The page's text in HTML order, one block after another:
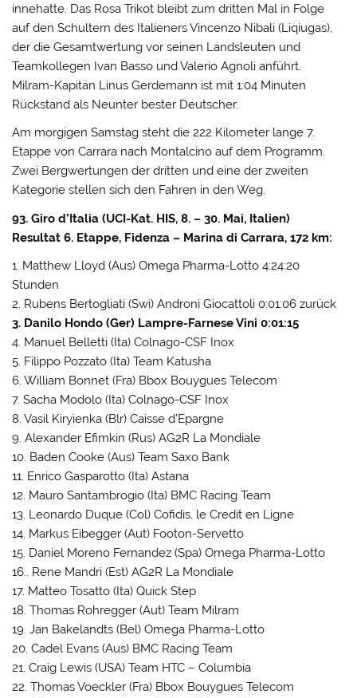
innehatte. Das Rosa Trikot bleibt zum dritten Mal in Folge
auf den Schultern des Italieners Vincenzo Nibali (Liqiugas),
der die Gesamtwertung vor seinen Landsleuten und
Teamkollegen Ivan Basso und Valerio Agnoli anführt.
Milram-Kapitän Linus Gerdemann ist mit 1:04 Minuten
Rückstand als Neunter bester Deutscher.
Am morgigen Samstag steht die 222 Kilometer lange 7.
Etappe von Carrara nach Montalcino auf dem Programm.
Zwei Bergwertungen der dritten und eine der zweiten
Kategorie stellen sich den Fahren in den Weg.
93. Giro d’Italia (UCI-Kat. HIS, 8. – 30. Mai, Italien)
Resultat 6. Etappe, Fidenza – Marina di Carrara, 172 km:
1. Matthew Lloyd (Aus) Omega Pharma-Lotto 4:24:20
Stunden
2. Rubens Bertogliati (Swi) Androni Giocattoli 0:01:06 zurück
3. Danilo Hondo (Ger) Lampre-Farnese Vini 0:01:15
4. Manuel Belletti (Ita) Colnago-CSF Inox
5. Filippo Pozzato (Ita) Team Katusha
6. William Bonnet (Fra) Bbox Bouygues Telecom
7. Sacha Modolo (Ita) Colnago-CSF Inox
8. Vasil Kiryienka (Blr) Caisse d’Epargne
9. Alexander Efimkin (Rus) AG2R La Mondiale
10. Baden Cooke (Aus) Team Saxo Bank
11. Enrico Gasparotto (Ita) Astana
12. Mauro Santambrogio (Ita) BMC Racing Team
13. Leonardo Duque (Col) Cofidis, le Credit en Ligne
14. Markus Eibegger (Aut) Footon-Servetto
15. Daniel Moreno Fernandez (Spa) Omega Pharma-Lotto
16.. Rene Mandri (Est) AG2R La Mondiale
17. Matteo Tosatto (Ita) Quick Step
18. Thomas Rohregger (Aut) Team Milram
19. Jan Bakelandts (Bel) Omega Pharma-Lotto
20. Cadel Evans (Aus) BMC Racing Team
21. Craig Lewis (USA) Team HTC – Columbia
22. Thomas Voeckler (Fra) Bbox Bouygues Telecom